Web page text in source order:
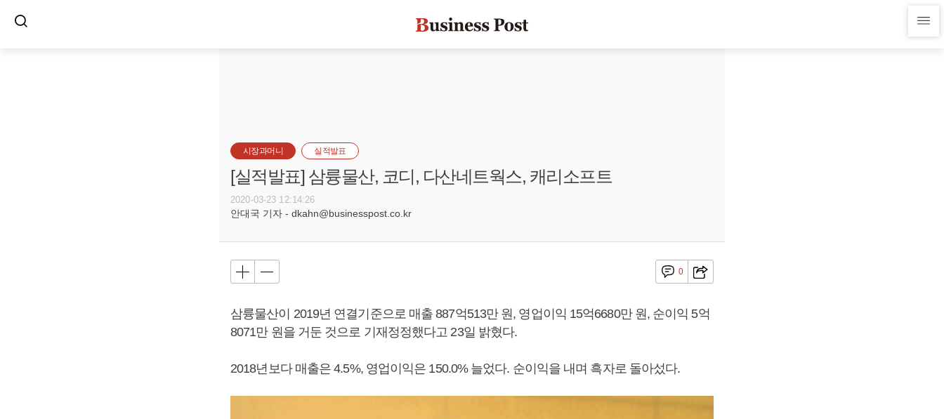
시장과머니 실적발표
[실적발표] 삼륭물산, 코디, 다산네트웍스, 캐리소프트
2020-03-23 12:14:26
안대국 기자 - dkahn@businesspost.co.kr
0
삼륭물산이 2019년 연결기준으로 매출 887억513만 원, 영업이익 15억6680만 원, 순이익 5억
8071만 원을 거둔 것으로 기재정정했다고 23일 밝혔다.
2018년보다 매출은 4.5%, 영업이익은 150.0% 늘었다. 순이익을 내며 흑자로 돌아섰다.